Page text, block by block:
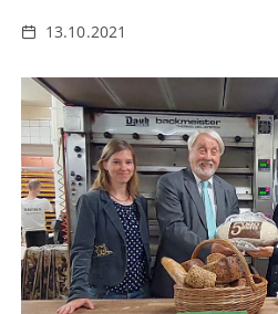
13.10.2021